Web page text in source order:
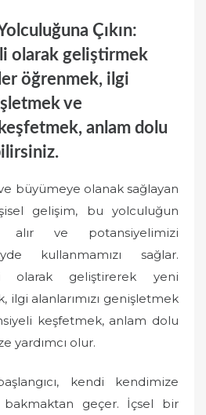
Çıkın:
olarak geliştirmek
öğrenmek, ilgi
ve
anlam dolu
büyümeye olanak sağlayan
gelişim, bu yolculuğun
alır ve potansiyelimizi
kullanmamızı sağlar.
olarak geliştirerek yeni
alanlarımızı genişletmek
keşfetmek, anlam dolu
yardımcı olur.
kendi kendimize
geçer. İçsel bir